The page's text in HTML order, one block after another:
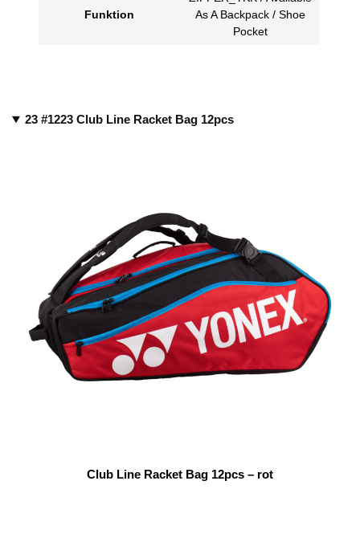
Funktion
As A Backpack / Shoe
Pocket
23 #1223 Club Line Racket Bag 12pcs
Club Line Racket Bag 12pcs – rot